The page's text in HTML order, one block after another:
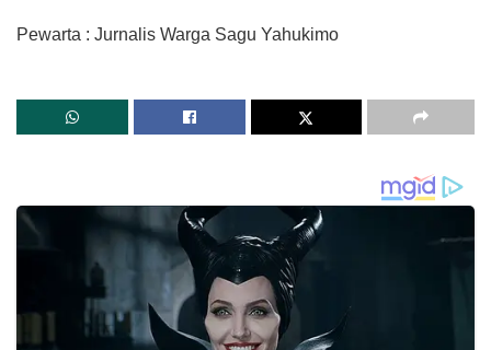
Pewarta : Jurnalis Warga Sagu Yahukimo